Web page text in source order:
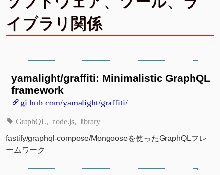
イブラリ関係
yamalight/graffiti: Minimalistic GraphQL
framework
github.com/yamalight/graffiti/
GraphQL node.js library
fastify/graphql-compose/Mongooseを使ったGraphQLフレ
ームワーク